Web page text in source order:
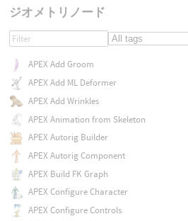
ジオメトリノード
APEX Add Groom
APEX Add ML Deformer
APEX Add Wrinkles
APEX Animation from Skeleton
APEX Autorig Builder
APEX Autorig Component
APEX Build FK Graph
APEX Configure Character
APEX Configure Controls